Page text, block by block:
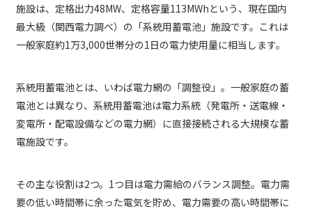
施設は、定格出力48MW、定格容量113MWhという、現在国内
最大級（関西電力調べ）の「系統用蓄電池」施設です。これは
一般家庭約1万3,000世帯分の1日の電力使用量に相当します。
系統用蓄電池とは、いわば電力網の「調整役」。一般家庭の蓄
電池とは異なり、系統用蓄電池は電力系統（発電所・送電線・
変電所・配電設備などの電力網）に直接接続される大規模な蓄
電施設です。
その主な役割は2つ。1つ目は電力需給のバランス調整。電力需
要の低い時間帯に余った電気を貯め、電力需要の高い時間帯に